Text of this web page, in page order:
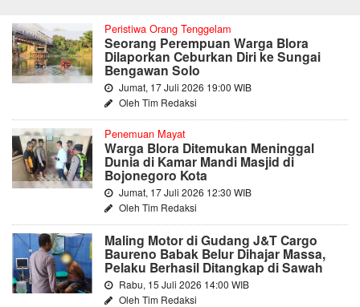
Peristiwa Orang Tenggelam
Seorang Perempuan Warga Blora
Dilaporkan Ceburkan Diri ke Sungai
Bengawan Solo
Jumat, 17 Juli 2026 19:00 WIB
Oleh Tim Redaksi
Penemuan Mayat
Warga Blora Ditemukan Meninggal
Dunia di Kamar Mandi Masjid di
Bojonegoro Kota
Jumat, 17 Juli 2026 12:30 WIB
Oleh Tim Redaksi
Maling Motor di Gudang J&T Cargo
Baureno Babak Belur Dihajar Massa,
Pelaku Berhasil Ditangkap di Sawah
Rabu, 15 Juli 2026 14:00 WIB
Oleh Tim Redaksi